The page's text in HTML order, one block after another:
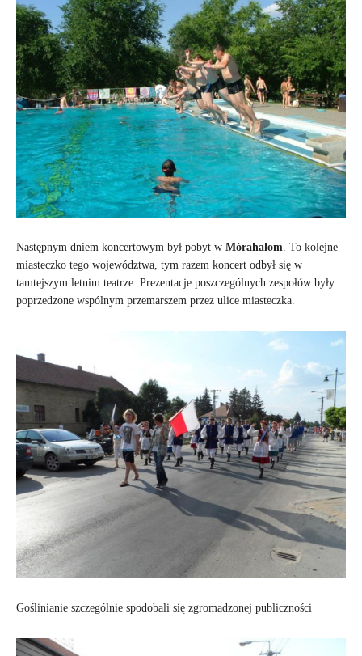
Następnym dniem koncertowym był pobyt w Mórahalom. To kolejne
miasteczko tego województwa, tym razem koncert odbył się w
tamtejszym letnim teatrze. Prezentacje poszczególnych zespołów były
poprzedzone wspólnym przemarszem przez ulice miasteczka.
Goślinianie szczególnie spodobali się zgromadzonej publiczności